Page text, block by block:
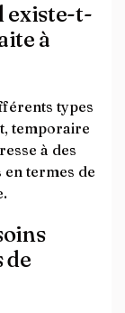
existe-t-
à
types
temporaire
à des
en termes de
de